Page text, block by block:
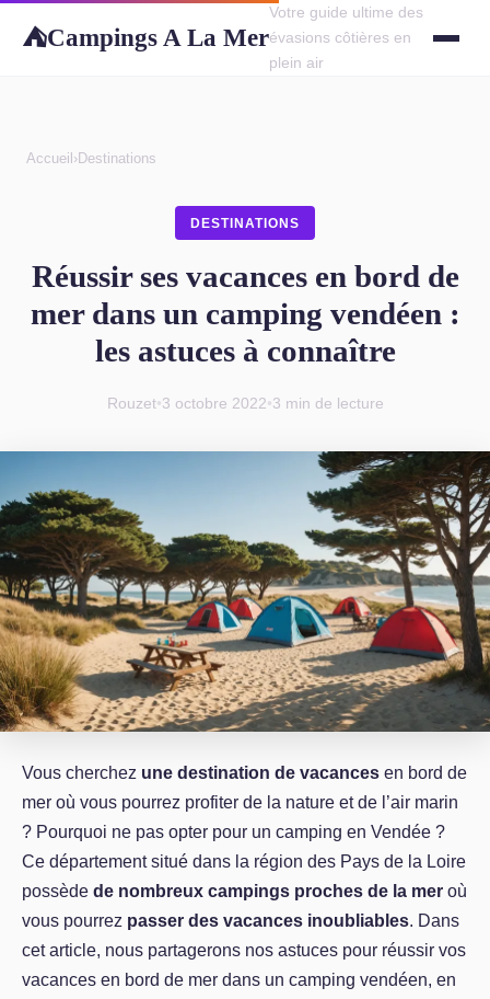
⛺Campings A La Mer
Votre guide ultime des
évasions côtières en
plein air
Accueil ›Destinations
DESTINATIONS
Réussir ses vacances en bord de
mer dans un camping vendéen :
les astuces à connaître
Rouzet•3 octobre 2022•3 min de lecture
Vous cherchez une destination de vacances en bord de
mer où vous pourrez profiter de la nature et de l’air marin
? Pourquoi ne pas opter pour un camping en Vendée ?
Ce département situé dans la région des Pays de la Loire
possède de nombreux campings proches de la mer où
vous pourrez passer des vacances inoubliables. Dans
cet article, nous partagerons nos astuces pour réussir vos
vacances en bord de mer dans un camping vendéen, en